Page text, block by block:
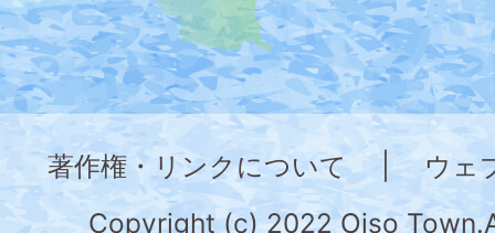
地
図。
神
奈
川
県
著作権・リンクについて
ウェ
Copyright (c) 2022 Oiso